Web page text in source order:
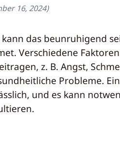
16, 2024)
das beunruhigend
Verschiedene
z. B. Angst,
Probleme.
und es kann